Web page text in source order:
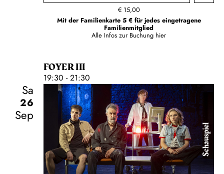
€ 15,00
Mit der Familienkarte 5 € für jedes eingetragene
Familienmitglied
Alle Infos zur Buchung hier
FOYER III
19:30 - 21:30
Sa
26
Sep
Schauspiel